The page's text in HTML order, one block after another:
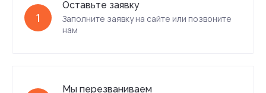
1
Оставьте заявку
Заполните заявку на сайте или позвоните
нам
Мы перезваниваем